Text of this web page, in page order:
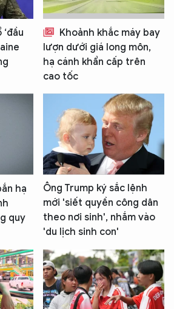
Khoảnh khắc máy bay
lượn dưới giá long môn,
hạ cánh khẩn cấp trên
cao tốc
hạ
quy
Ông Trump ký sắc lệnh
mới 'siết quyền công dân
theo nơi sinh', nhắm vào
'du lịch sinh con'